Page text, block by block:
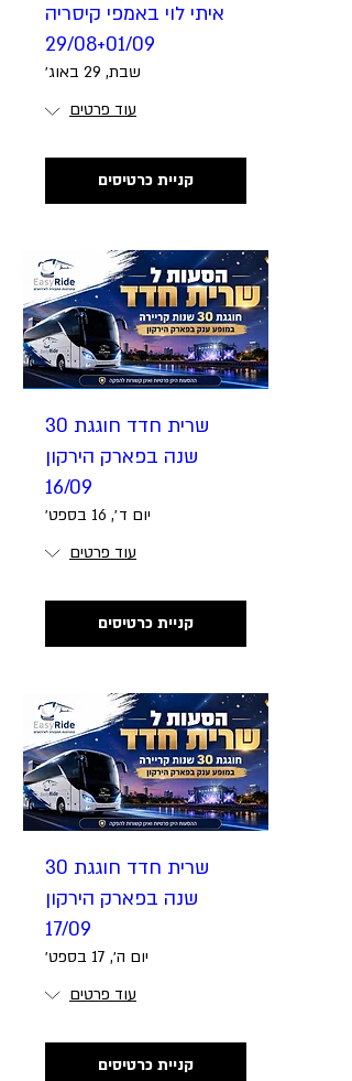
איתי לוי באמפי קיסריה
29/08+01/09
שבת, 29 באוג׳
עוד פרטים
קניית כרטיסים
שרית חדד חוגגת 30
שנה בפארק הירקון
16/09
יום ד׳, 16 בספט׳
עוד פרטים
קניית כרטיסים
שרית חדד חוגגת 30
שנה בפארק הירקון
17/09
יום ה׳, 17 בספט׳
עוד פרטים
קניית כרטיסים